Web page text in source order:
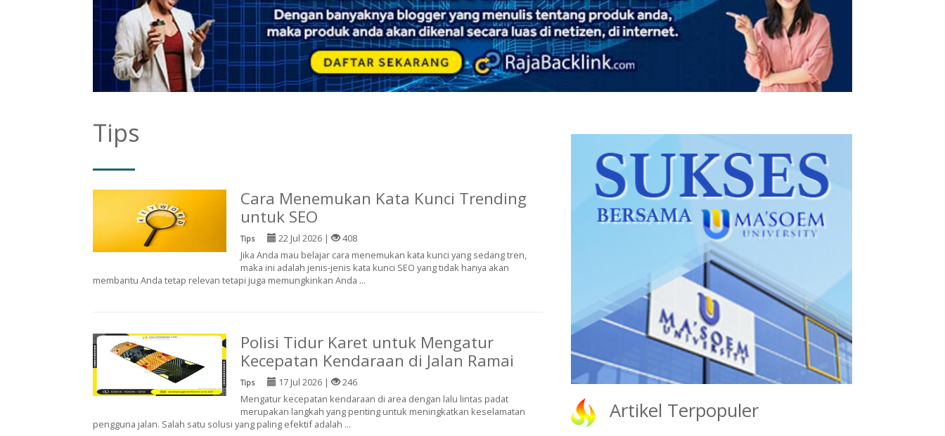
Tips
Cara Menemukan Kata Kunci Trending
untuk SEO
Tips 22 Jul 2026 |
408
Jika Anda mau belajar cara menemukan kata kunci yang sedang tren,
maka ini adalah jenis-jenis kata kunci SEO yang tidak hanya akan
membantu Anda tetap relevan tetapi juga memungkinkan Anda ...
Polisi Tidur Karet untuk Mengatur
Kecepatan Kendaraan di Jalan Ramai
Tips 17 Jul 2026 |
246
Mengatur kecepatan kendaraan di area dengan lalu lintas padat
merupakan langkah yang penting untuk meningkatkan keselamatan
pengguna jalan. Salah satu solusi yang paling efektif adalah ...
Artikel Terpopuler